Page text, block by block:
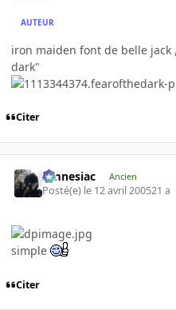
AUTEUR
iron maiden font de belle
dark"
Citer
Amnesiac Ancien
Posté(e) le 12 avril 200521 a
simple
Citer